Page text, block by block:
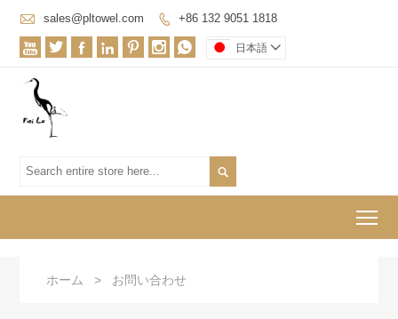
 sales@pltowel.com  +86 132 9051 1818
       日本語 

ホーム > お問い合わせ